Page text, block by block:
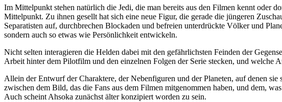
Im Mittelpunkt stehen natürlich die Jedi, die man bereits aus den Filmen kennt oder
Mittelpunkt. Zu ihnen gesellt hat sich eine neue Figur, die gerade die jüngeren
Separatisten auf, durchbrechen Blockaden und befreien unterdrückte Völker und
sondern auch so etwas wie Persönlichkeit entwickeln.
Nicht selten interagieren die Helden dabei mit den gefährlichsten Feinden der
Arbeit hinter dem Pilotfilm und den einzelnen Folgen der Serie stecken, und welche
Allein der Entwurf der Charaktere, der Nebenfiguren und der Planeten, auf denen
zwischen dem Bild, das die Fans aus dem Filmen mitgenommen haben, und dem,
Auch scheint Ahsoka zunächst älter konzipiert worden zu sein.